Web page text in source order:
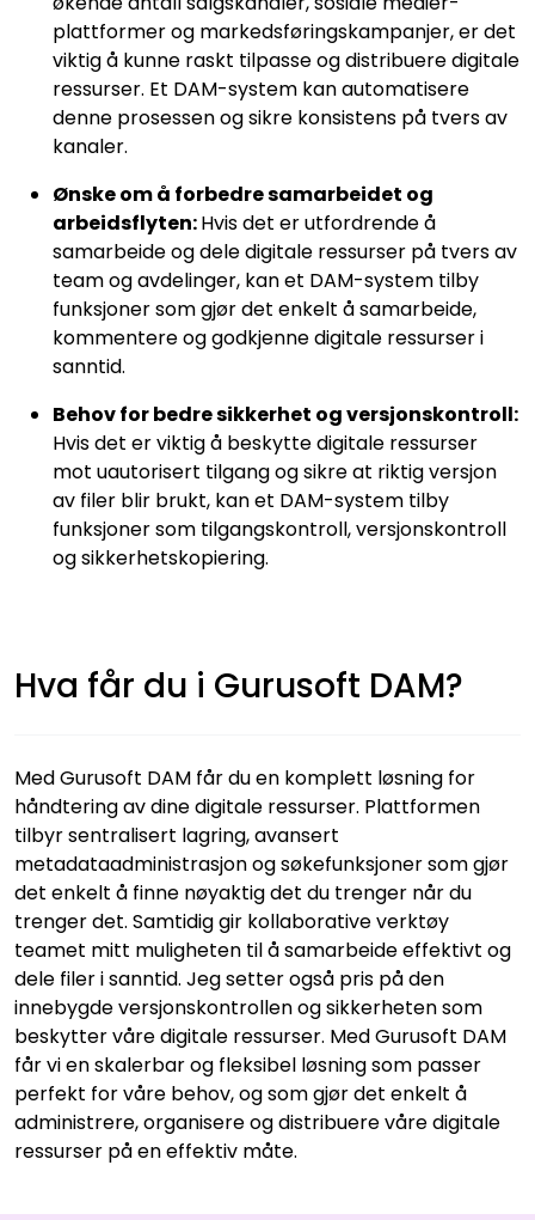
plattformer og markedsføringskampanjer, er det
viktig å kunne raskt tilpasse og distribuere digitale
ressurser. Et DAM-system kan automatisere
denne prosessen og sikre konsistens på tvers av
kanaler.
Ønske om å forbedre samarbeidet og
arbeidsflyten:Hvis det er utfordrende å
samarbeide og dele digitale ressurser på tvers av
team og avdelinger, kan et DAM-system tilby
funksjoner som gjør det enkelt å samarbeide,
kommentere og godkjenne digitale ressurser i
sanntid.
Behov for bedre sikkerhet og versjonskontroll:
Hvis det er viktig å beskytte digitale ressurser
mot uautorisert tilgang og sikre at riktig versjon
av filer blir brukt, kan et DAM-system tilby
funksjoner som tilgangskontroll, versjonskontroll
og sikkerhetskopiering.
Hva får du i Gurusoft DAM?
Med Gurusoft DAM får du en komplett løsning for
håndtering av dine digitale ressurser. Plattformen
tilbyr sentralisert lagring, avansert
metadataadministrasjon og søkefunksjoner som gjør
det enkelt å finne nøyaktig det du trenger når du
trenger det. Samtidig gir kollaborative verktøy
teamet mitt muligheten til å samarbeide effektivt og
dele filer i sanntid. Jeg setter også pris på den
innebygde versjonskontrollen og sikkerheten som
beskytter våre digitale ressurser. Med Gurusoft DAM
får vi en skalerbar og fleksibel løsning som passer
perfekt for våre behov, og som gjør det enkelt å
administrere, organisere og distribuere våre digitale
ressurser på en effektiv måte.